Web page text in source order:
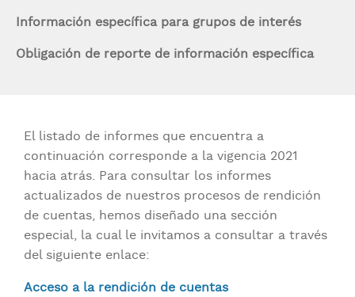
Información específica para grupos de interés
Obligación de reporte de información específica
El listado de informes que encuentra a
continuación corresponde a la vigencia 2021
hacia atrás. Para consultar los informes
actualizados de nuestros procesos de rendición
de cuentas, hemos diseñado una sección
especial, la cual le invitamos a consultar a través
del siguiente enlace:
Acceso a la rendición de cuentas